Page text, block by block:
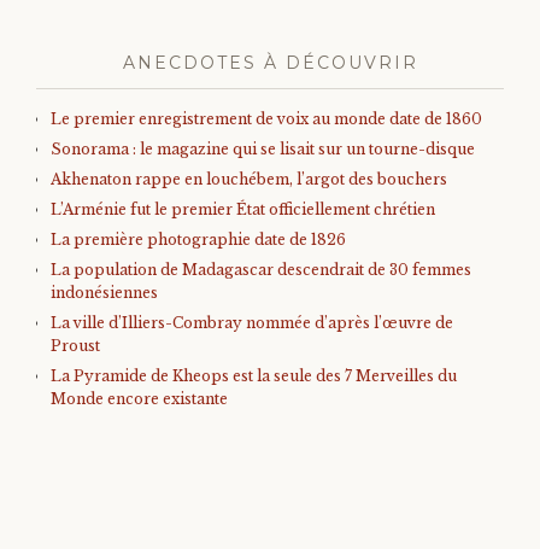
ANECDOTES À DÉCOUVRIR
Le premier enregistrement de voix au monde date de 1860
Sonorama : le magazine qui se lisait sur un tourne-disque
Akhenaton rappe en louchébem, l’argot des bouchers
L’Arménie fut le premier État officiellement chrétien
La première photographie date de 1826
La population de Madagascar descendrait de 30 femmes
indonésiennes
La ville d’Illiers-Combray nommée d’après l’œuvre de
Proust
La Pyramide de Kheops est la seule des 7 Merveilles du
Monde encore existante